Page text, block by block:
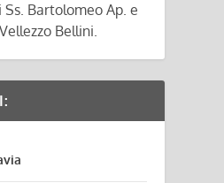
Ss. Bartolomeo Ap. e
Bellini.